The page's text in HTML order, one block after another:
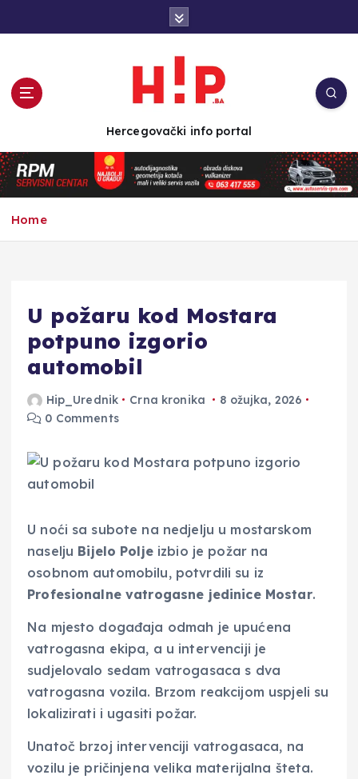
n
t
e
Hercegovački info portal
Home
U požaru kod Mostara
potpuno izgorio
automobil
Hip_Urednik Crna kronika
8 ožujka, 2026
0 Comments
U noći sa subote na nedjelju u mostarskom
naselju Bijelo Poljeizbio je požar na
osobnom automobilu, potvrdili su iz
Profesionalne vatrogasne jedinice Mostar.
Na mjesto događaja odmah je upućena
vatrogasna ekipa, a u intervenciji je
sudjelovalo sedam vatrogasaca s dva
vatrogasna vozila. Brzom reakcijom uspjeli su
lokalizirati i ugasiti požar.
Unatoč brzoj intervenciji vatrogasaca, na
vozilu je pričinjena velika materijalna šteta.